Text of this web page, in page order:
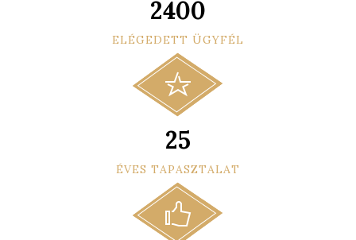
2400
ELÉGEDETT ÜGYFÉL
25
ÉVES TAPASZTALAT